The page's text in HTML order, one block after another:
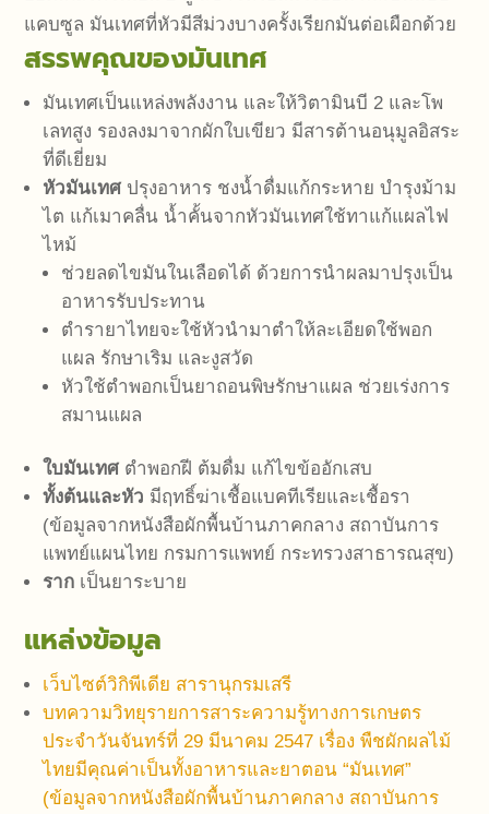
แคบซูล มันเทศที่หัวมีสีม่วงบางครั้งเรียกมันต่อเผือกด้วย
สรรพคุณของมันเทศ
มันเทศเป็นแหล่งพลังงาน และให้วิตามินบี 2 และโพ
เลทสูง รองลงมาจากผักใบเขียว มีสารต้านอนุมูลอิสระ
ที่ดีเยี่ยม
หัวมันเทศ ปรุงอาหาร ชงน้ำดื่มแก้กระหาย บำรุงม้าม
ไต แก้เมาคลื่น น้ำคั้นจากหัวมันเทศใช้ทาแก้แผลไฟ
ไหม้
ช่วยลดไขมันในเลือดได้ ด้วยการนำผลมาปรุงเป็น
อาหารรับประทาน
ตำรายาไทยจะใช้หัวนำมาตำให้ละเอียดใช้พอก
แผล รักษาเริม และงูสวัด
หัวใช้ตำพอกเป็นยาถอนพิษรักษาแผล ช่วยเร่งการ
สมานแผล
ใบมันเทศ ตำพอกฝี ต้มดื่ม แก้ไขข้ออักเสบ
ทั้งต้นและหัว มีฤทธิ์ฆ่าเชื้อแบคทีเรียและเชื้อรา
(ข้อมูลจากหนังสือผักพื้นบ้านภาคกลาง สถาบันการ
แพทย์แผนไทย กรมการแพทย์ กระทรวงสาธารณสุข)
ราก เป็นยาระบาย
แหล่งข้อมูล
เว็บไซต์วิกิพีเดีย สารานุกรมเสรี
บทความวิทยุรายการสาระความรู้ทางการเกษตร
ประจำวันจันทร์ที่ 29 มีนาคม 2547 เรื่อง พืชผักผลไม้
ไทยมีคุณค่าเป็นทั้งอาหารและยาตอน “มันเทศ”
(ข้อมูลจากหนังสือผักพื้นบ้านภาคกลาง สถาบันการ